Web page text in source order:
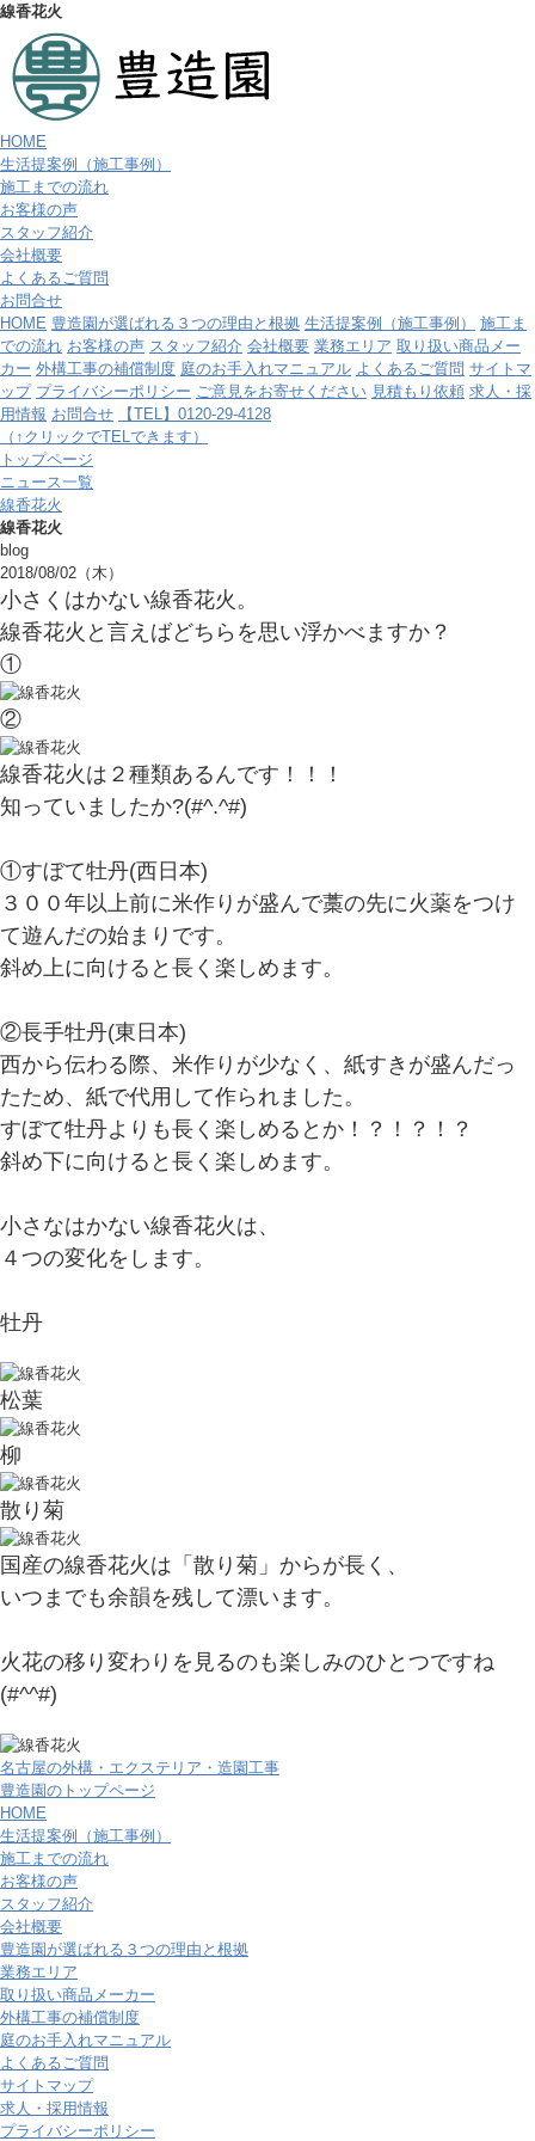
線香花火
HOME
生活提案例（施工事例）
施工までの流れ
お客様の声
スタッフ紹介
会社概要
よくあるご質問
お問合せ
HOME 豊造園が選ばれる３つの理由と根拠 生活提案例（施工事例）
施工ま
での流れ お客様の声 スタッフ紹介 会社概要 業務エリア 取り扱い商品メー
カー 外構工事の補償制度 庭のお手入れマニュアル よくあるご質問 サイトマ
ップ プライバシーポリシー ご意見をお寄せください 見積もり依頼 求人・採
用情報 お問合せ
【TEL】0120-29-4128
（↑クリックでTELできます）
トップページ
ニュース一覧
線香花火
線香花火
blog
2018/08/02（木）
小さくはかない線香花火。
線香花火と言えばどちらを思い浮かべますか？
①
②
線香花火は２種類あるんです！！！
知っていましたか?(#^.^#)
①すぼて牡丹(西日本)
３００年以上前に米作りが盛んで藁の先に火薬をつけ
て遊んだの始まりです。
斜め上に向けると長く楽しめます。
②長手牡丹(東日本)
西から伝わる際、米作りが少なく、紙すきが盛んだっ
たため、紙で代用して作られました。
すぼて牡丹よりも長く楽しめるとか！？！？！？
斜め下に向けると長く楽しめます。
小さなはかない線香花火は、
４つの変化をします。
牡丹
松葉
柳
散り菊
国産の線香花火は「散り菊」からが長く、
いつまでも余韻を残して漂います。
火花の移り変わりを見るのも楽しみのひとつですね
(#^^#)
名古屋の外構・エクステリア・造園工事
豊造園のトップページ
HOME
生活提案例（施工事例）
施工までの流れ
お客様の声
スタッフ紹介
会社概要
豊造園が選ばれる３つの理由と根拠
業務エリア
取り扱い商品メーカー
外構工事の補償制度
庭のお手入れマニュアル
よくあるご質問
サイトマップ
求人・採用情報
プライバシーポリシー